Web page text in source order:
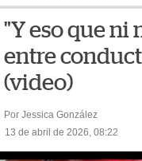
"Y eso que ni
entre
(video)
Por Jessica González
13 de abril de 2026, 08:22